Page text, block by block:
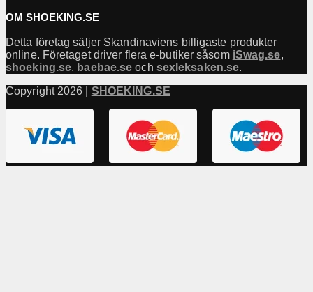
OM SHOEKING.SE
Detta företag säljer Skandinaviens billigaste produkter
online. Företaget driver flera e-butiker såsom iSwag.se,
shoeking.se, baebae.se och sexleksaken.se.
Copyright 2026 | SHOEKING.SE